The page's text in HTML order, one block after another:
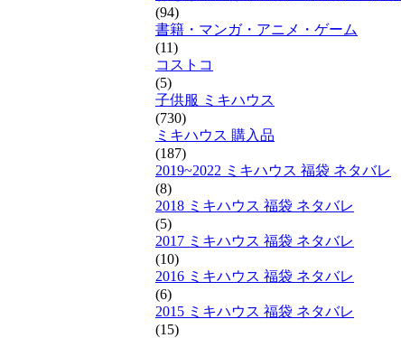
(94)
書籍・マンガ・アニメ・ゲーム
(11)
コストコ
(5)
子供服 ミキハウス
(730)
ミキハウス 購入品
(187)
2019~2022 ミキハウス 福袋 ネタバレ
(8)
2018 ミキハウス 福袋 ネタバレ
(5)
2017 ミキハウス 福袋 ネタバレ
(10)
2016 ミキハウス 福袋 ネタバレ
(6)
2015 ミキハウス 福袋 ネタバレ
(15)